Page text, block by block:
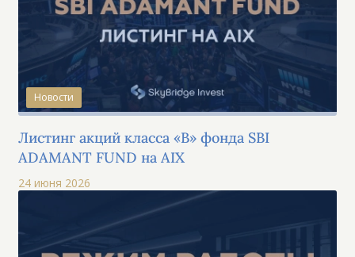
Новости
Листинг акций класса «B» фонда SBI
ADAMANT FUND на AIX
24 июня 2026